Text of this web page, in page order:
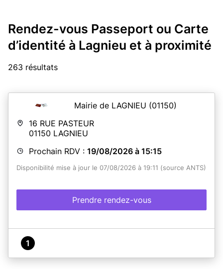
Rendez-vous Passeport ou Carte
d’identité à Lagnieu et à proximité
263 résultats
Mairie de LAGNIEU (01150)
16 RUE PASTEUR
01150 LAGNIEU
Prochain RDV : 19/08/2026 à 15:15
Disponibilité mise à jour le 07/08/2026 à 19:11 (source ANTS)
Prendre rendez-vous
1